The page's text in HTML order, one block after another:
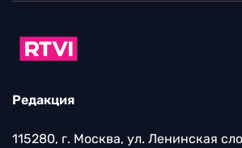
Редакция
115280, г. Москва, ул. Ленинская